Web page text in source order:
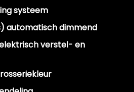
systeem
automatisch dimmend
verstel- en